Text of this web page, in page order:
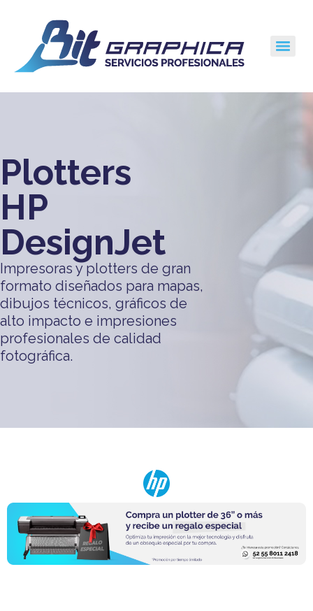
Plotters
HP
DesignJet
Impresoras y plotters de gran
formato diseñados para mapas,
dibujos técnicos, gráficos de
alto impacto e impresiones
profesionales de calidad
fotográfica.